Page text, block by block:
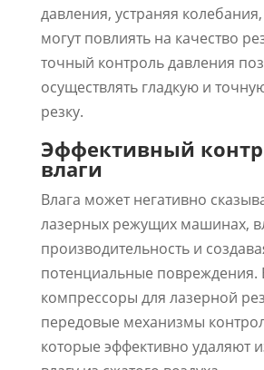
давления, устраняя
могут повлиять на качество
точный контроль давления
осуществлять гладкую и
резку.
Эффективный
влаги
Влага может негативно
лазерных режущих машинах,
производительность и
потенциальные
компрессоры для лазерной
передовые механизмы
которые эффективно удаляют